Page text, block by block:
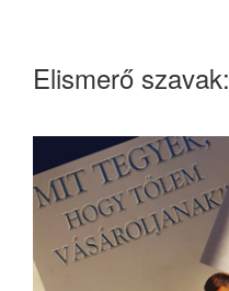
Elismerő szavak: